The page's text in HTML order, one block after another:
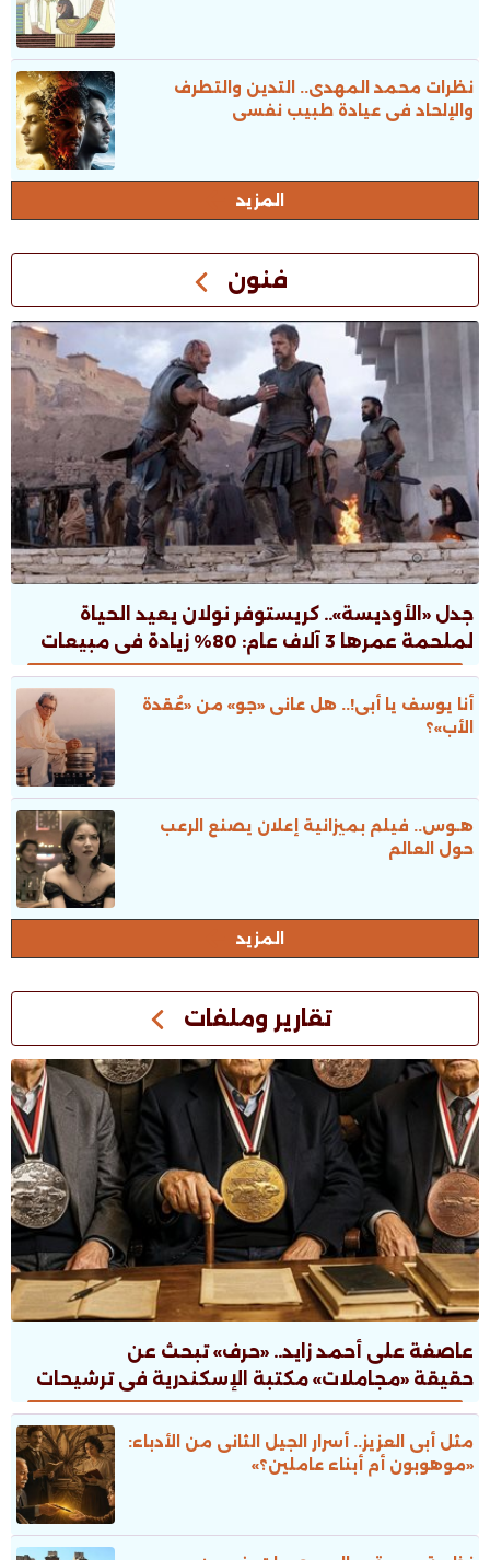
نظرات محمد المهدى.. التدين والتطرف
والإلحاد فى عيادة طبيب نفسى
المزيد
فنون
جدل «الأوديسة».. كريستوفر نولان يعيد الحياة
لملحمة عمرها 3 آلاف عام: 80% زيادة فى مبيعات
الطبعات.. ونقاش ثقافى صاخب
أنا يوسف يا أبى!.. هل عانى «جو» من «عُقدة
الأب»؟
هـوس.. فيلم بميزانية إعلان يصنع الرعب
حول العالم
المزيد
تقارير وملفات
عاصفة على أحمد زايد.. «حرف» تبحث عن
حقيقة «مجاملات» مكتبة الإسكندرية فى ترشيحات
جوائز الدولة
مثل أبى العزيز.. أسرار الجيل الثانى من الأدباء:
«موهوبون أم أبناء عاملين؟»